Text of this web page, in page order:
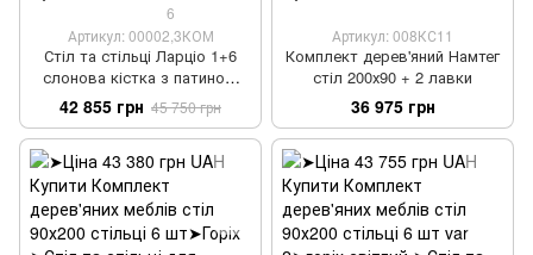
6
Артикул: 00002,3КОМ
Стіл та стільці Ларціо 1+6
слонова кістка з патиною
золото 200х100+40+40
42 855 грн 45 750 грн
Артикул: 008КС11
Комплект дерев'яний Намтег
стіл 200х90 + 2 лавки
36 975 грн